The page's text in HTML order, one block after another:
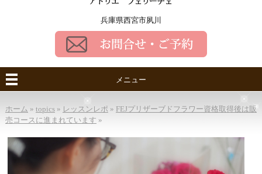
兵庫県西宮市夙川
メニュー
ホーム » topics» レッスンレポ » FEJプリザーブドフラワー資格取得後は販
売コースに進まれています »